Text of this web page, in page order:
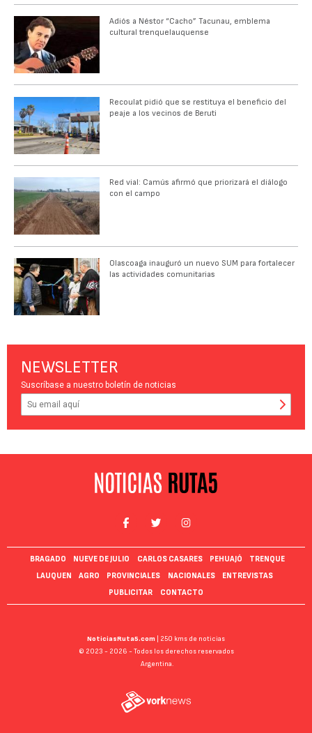
Adiós a Néstor “Cacho” Tacunau, emblema
cultural trenquelauquense
Recoulat pidió que se restituya el beneficio del
peaje a los vecinos de Beruti
Red vial: Camús afirmó que priorizará el diálogo
con el campo
Olascoaga inauguró un nuevo SUM para fortalecer
las actividades comunitarias
NEWSLETTER
Suscríbase a nuestro boletín de noticias
BRAGADO NUEVE DE JULIO CARLOS CASARES PEHUAJÓ
TRENQUE
LAUQUEN
AGRO PROVINCIALES NACIONALES
ENTREVISTAS
PUBLICITAR
CONTACTO
NoticiasRuta5.com
| 250 kms de noticias
© 2023 - 2026 - Todos los derechos reservados
Argentina.